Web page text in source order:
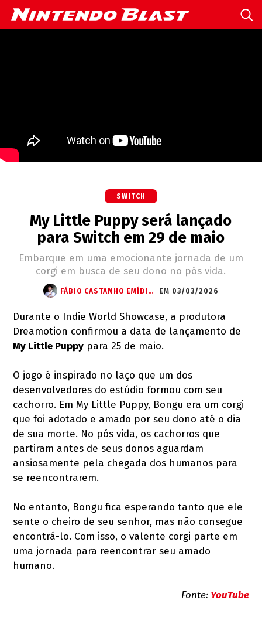
SWITCH
My Little Puppy será lançado
para Switch em 29 de maio
Embarque em uma emocionante jornada de um
corgi em busca de seu dono no pós vida.
FÁBIO CASTANHO EMÍDIO (STARWRITTER) EM 03/03/2026
Durante o Indie World Showcase, a produtora
Dreamotion confirmou a data de lançamento de
My Little Puppy para 25 de maio.
O jogo é inspirado no laço que um dos
desenvolvedores do estúdio formou com seu
cachorro. Em My Little Puppy, Bongu era um corgi
que foi adotado e amado por seu dono até o dia
de sua morte. No pós vida, os cachorros que
partiram antes de seus donos aguardam
ansiosamente pela chegada dos humanos para
se reencontrarem.
No entanto, Bongu fica esperando tanto que ele
sente o cheiro de seu senhor, mas não consegue
encontrá-lo. Com isso, o valente corgi parte em
uma jornada para reencontrar seu amado
humano.
Fonte: YouTube